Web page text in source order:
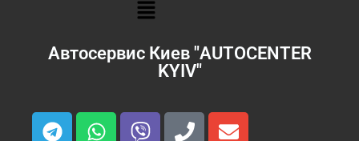
Автосервис Киев "AUTOCENTER
KYIV"